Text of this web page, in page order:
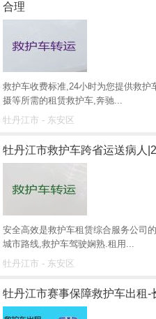
合理
救护车收费标准,24小时为您提供救
摄等所需的租赁救护车,奔驰...
牡丹江市 - 东安区
牡丹江市救护车跨省运送病人
安全高效是救护车租赁综合服务公司
城市路线,救护车驾驶娴熟.租用...
牡丹江市 - 东安区
牡丹江市赛事保障救护车出租